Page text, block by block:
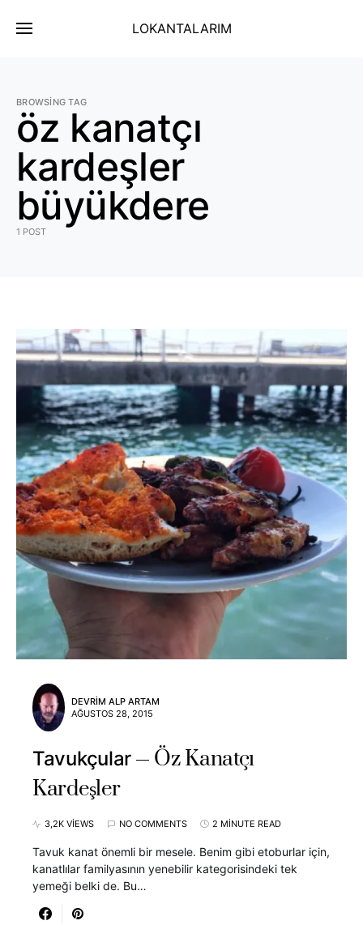
LOKANTALARIM
BROWSING TAG
öz kanatçı
kardeşler
büyükdere
1 POST
DEVRIM ALP ARTAM
AĞUSTOS 28, 2015
Tavukçular
Öz Kanatçı
Kardeşler
3,2K VIEWS NO COMMENTS 2 MINUTE READ
Tavuk kanat önemli bir mesele. Benim gibi etoburlar için,
kanatlılar familyasının yenebilir kategorisindeki tek
yemeği belki de. Bu…